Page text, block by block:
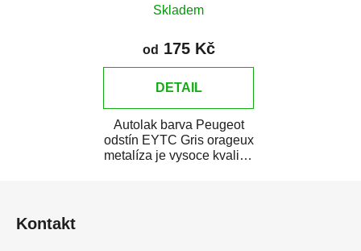
Skladem
od 175 Kč
DETAIL
Autolak barva Peugeot
odstín EYTC Gris orageux
metalíza je vysoce kvalitní
Kontakt